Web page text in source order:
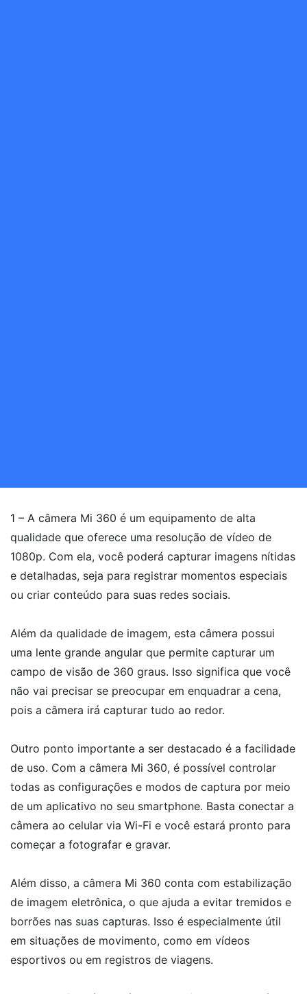
1 – A câmera Mi 360 é um equipamento de alta
qualidade que oferece uma resolução de vídeo de
1080p. Com ela, você poderá capturar imagens nítidas
e detalhadas, seja para registrar momentos especiais
ou criar conteúdo para suas redes sociais.
Além da qualidade de imagem, esta câmera possui
uma lente grande angular que permite capturar um
campo de visão de 360 graus. Isso significa que você
não vai precisar se preocupar em enquadrar a cena,
pois a câmera irá capturar tudo ao redor.
Outro ponto importante a ser destacado é a facilidade
de uso. Com a câmera Mi 360, é possível controlar
todas as configurações e modos de captura por meio
de um aplicativo no seu smartphone. Basta conectar a
câmera ao celular via Wi-Fi e você estará pronto para
começar a fotografar e gravar.
Além disso, a câmera Mi 360 conta com estabilização
de imagem eletrônica, o que ajuda a evitar tremidos e
borrões nas suas capturas. Isso é especialmente útil
em situações de movimento, como em vídeos
esportivos ou em registros de viagens.